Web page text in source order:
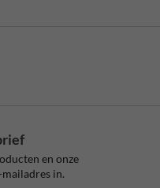
en onze
in.